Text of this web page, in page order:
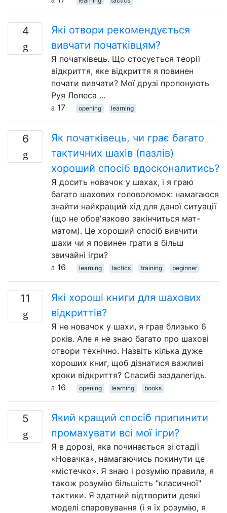
4
Які отвори рекомендується
вивчати початківцям?
Я початківець. Що стосується теорії
відкриття, яке відкриття я повинен
почати вивчати? Мої друзі пропонують
Руя Лопеса ...
17
opening learning
6
Як початківець, чи грає багато
тактичних шахів (пазлів)
хороший спосіб вдосконалитись?
Я досить новачок у шахах, і я граю
багато шахових головоломок: намагаюся
знайти найкращий хід для даної ситуації
(що не обов'язково закінчиться мат-
матом). Це хороший спосіб вивчити
шахи чи я повинен грати в більш
звичайні ігри?
16
learning tactics training beginner
11
Які хороші книги для шахових
відкриттів?
Я не новачок у шахи, я грав близько 6
років. Але я не знаю багато про шахові
отвори технічно. Назвіть кілька дуже
хороших книг, щоб дізнатися важливі
кроки відкриття? Спасибі заздалегідь.
16
opening learning books
5
Який кращий спосіб припинити
промахувати всі мої ігри?
Я в дорозі, яка починається зі стадії
«Новачка», намагаючись покинути це
«містечко». Я знаю і розумію правила, я
також розумію більшість "класичної"
тактики. Я здатний відтворити деякі
моделі спаровування (і я їх розумію, я